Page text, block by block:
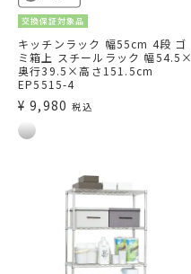
交換保証対象品
キッチンラック 幅55cm 4段 ゴ
ミ箱上 スチールラック 幅54.5×
奥行39.5×高さ151.5cm
EP5515-4
¥ 9,980 税込